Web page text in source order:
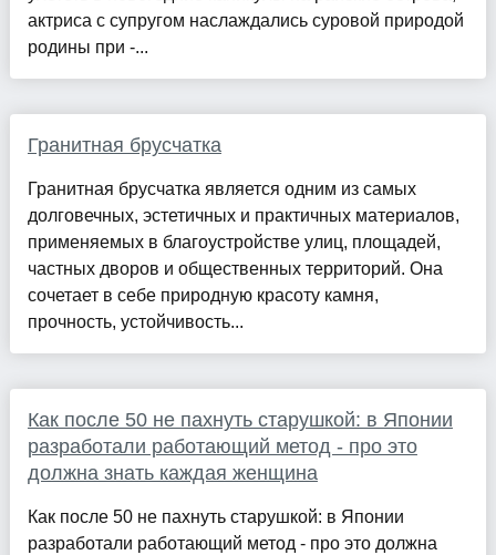
актриса с супругом наслаждались суровой природой
родины при -...
Гранитная брусчатка
Гранитная брусчатка является одним из самых
долговечных, эстетичных и практичных материалов,
применяемых в благоустройстве улиц, площадей,
частных дворов и общественных территорий. Она
сочетает в себе природную красоту камня,
прочность, устойчивость...
Как после 50 не пахнуть старушкой: в Японии
разработали работающий метод - про это
должна знать каждая женщина
Как после 50 не пахнуть старушкой: в Японии
разработали работающий метод - про это должна